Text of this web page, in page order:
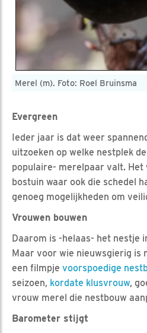
Merel (m). Foto: Roel Bruinsma
Evergreen
Ieder jaar is dat weer
uitzoeken op welke nestplek
populaire- merelpaar valt. Het
bostuin waar ook die schedel
genoeg mogelijkheden om
Vrouwen bouwen
Daarom is -helaas- het nestje
Maar voor wie nieuwsgierig is
een filmpje voorspoedige
seizoen, kordate klusvrouw,
vrouw merel die nestbouw
Barometer stijgt